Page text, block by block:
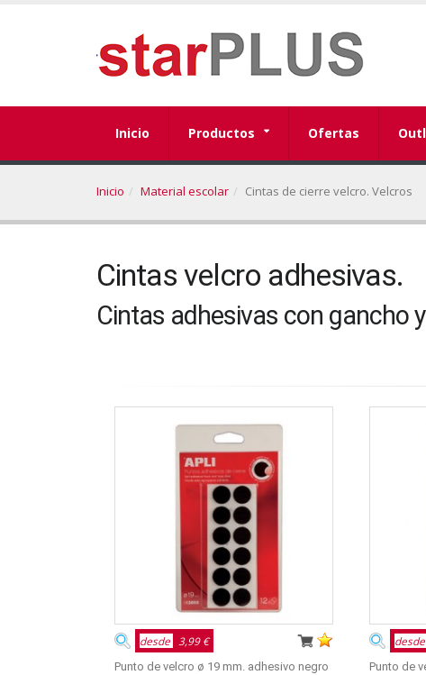
Inicio Productos Ofertas
Inicio Material escolar Cintas de cierre velcro. Velcros
Cintas velcro adhesivas.
Cintas adhesivas con gancho
desde 3,99 €
Punto de velcro ø 19 mm. adhesivo negro
desde
Punto de